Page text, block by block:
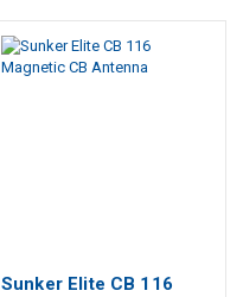
Sunker Elite CB 116